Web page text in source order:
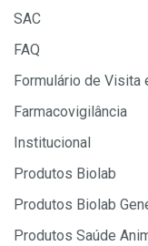
SAC
FAQ
Formulário de Visita
Farmacovigilância
Institucional
Produtos Biolab
Produtos Biolab
Produtos Saúde